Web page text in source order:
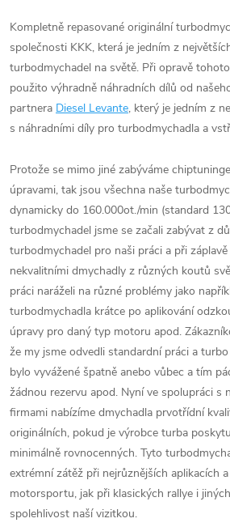
Kompletně repasované originální
společnosti KKK, která je jedním z
turbodmychadel na světě. Při opravě
použito výhradně náhradních dílů od
partnera Diesel Levante, který je jedním z
s náhradními díly pro turbodmychadla a
Protože se mimo jiné zabýváme
úpravami, tak jsou všechna naše
dynamicky do 160.000ot./min (standard
turbodmychadel jsme se začali zabývat z
turbodmychadel pro naši práci a při
nekvalitními dmychadly z různých koutů
práci naráželi na různé problémy jako
turbodmychadla krátce po aplikování
úpravy pro daný typ motoru apod.
že my jsme odvedli standardní práci a
bylo vyvážené špatně anebo vůbec a tím
žádnou rezervu apod. Nyní ve spolupráci s
firmami nabízíme dmychadla prvotřídní
originálních, pokud je výrobce turba
minimálně rovnocenných. Tyto
extrémní zátěž při nejrůznějších aplikacích
motorsportu, jak při klasických rallye i
spolehlivost naší vizitkou.